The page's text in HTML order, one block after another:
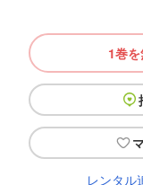
1巻
レンタル